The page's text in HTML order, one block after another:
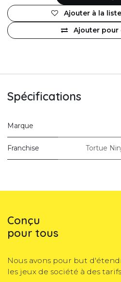
Ajouter pour
Ajouter à la
Spécifications
Marque
Franchise Tortue
Conçu
pour tous
Nous avons pour but
les jeux de société à des